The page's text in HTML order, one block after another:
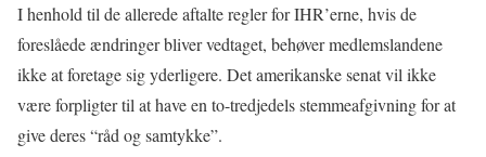
I henhold til de allerede aftalte regler for IHR’erne, hvis de
foreslåede ændringer bliver vedtaget, behøver medlemslandene
ikke at foretage sig yderligere. Det amerikanske senat vil ikke
være forpligter til at have en to-tredjedels stemmeafgivning for at
give deres “råd og samtykke”.